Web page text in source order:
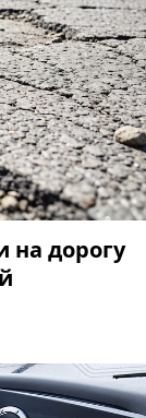
на дорогу